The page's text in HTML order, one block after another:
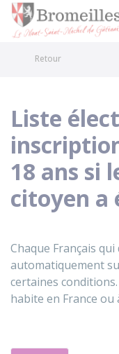
Retour
Liste
18 ans si
citoyen a
Chaque Français
automatiquement
certaines
habite en France ou